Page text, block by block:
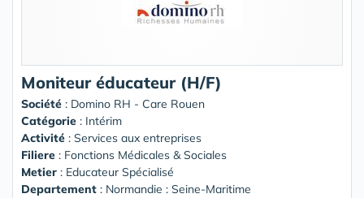
Moniteur éducateur (H/F)
Société : Domino RH - Care Rouen
Catégorie : Intérim
Activité : Services aux entreprises
Filiere : Fonctions Médicales & Sociales
Metier : Educateur Spécialisé
Departement : Normandie : Seine-Maritime